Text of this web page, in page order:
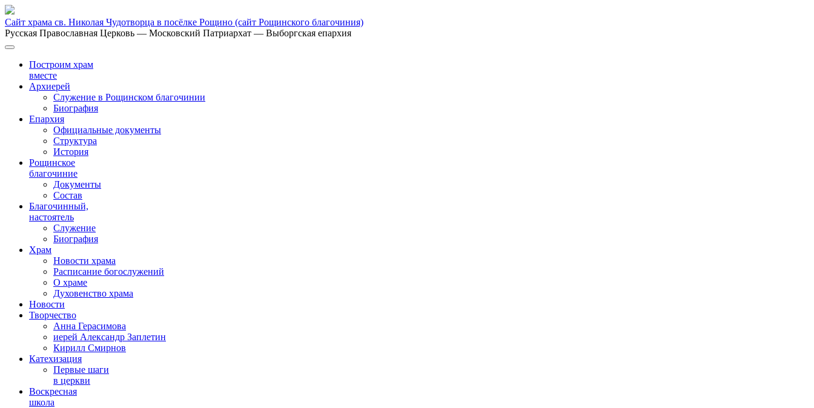
Сайт храма св. Николая Чудотворца в посёлке Рощино (сайт Рощинского благочиния)
Русская Православная Церковь — Московский Патриархат — Выборгская епархия
Построим храм
вместе
Архиерей
Служение в Рощинском благочинии
Биография
Епархия
Официальные документы
Структура
История
Рощинское
благочиние
Документы
Состав
Благочинный,
настоятель
Служение
Биография
Храм
Новости храма
Расписание богослужений
О храме
Духовенство храма
Новости
Творчество
Анна Герасимова
иерей Александр Заплетин
Кирилл Смирнов
Катехизация
Первые шаги
в церкви
Воскресная
школа